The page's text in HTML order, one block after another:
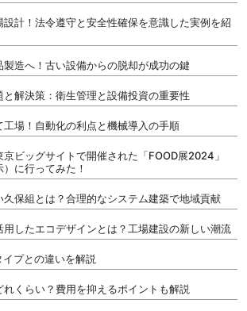
計！法令遵守と安全性確保を意識した実例を紹
造へ！古い設備からの脱却が成功の鍵
解決策：衛生管理と設備投資の重要性
場！自動化の利点と機械導入の手順
京ビッグサイトで開催された「FOOD展2024」
）に行ってみた！
久保組とは？合理的なシステム建築で地域貢献
用したエコデザインとは？工場建設の新しい潮流
プとの違いを解説
くらい？費用を抑えるポイントも解説